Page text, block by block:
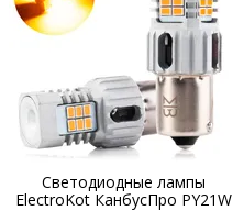
Светодиодные лампы
ElectroKot КанбусПро PY21W